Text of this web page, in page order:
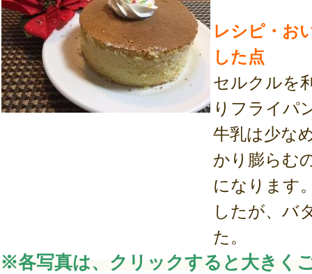
レシピ・お
した点
セルクルを
りフライパ
牛乳は少な
かり膨らむ
になります
したが、バ
た。
※各写真は、クリックすると大きく